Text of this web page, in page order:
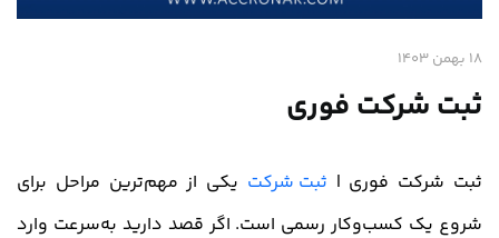
18 بهمن 1403
ثبت شرکت فوری
ثبت شرکت فوری | ثبت شرکت یکی از مهم‌ترین مراحل برای
شروع یک کسب‌وکار رسمی است. اگر قصد دارید به‌سرعت وارد